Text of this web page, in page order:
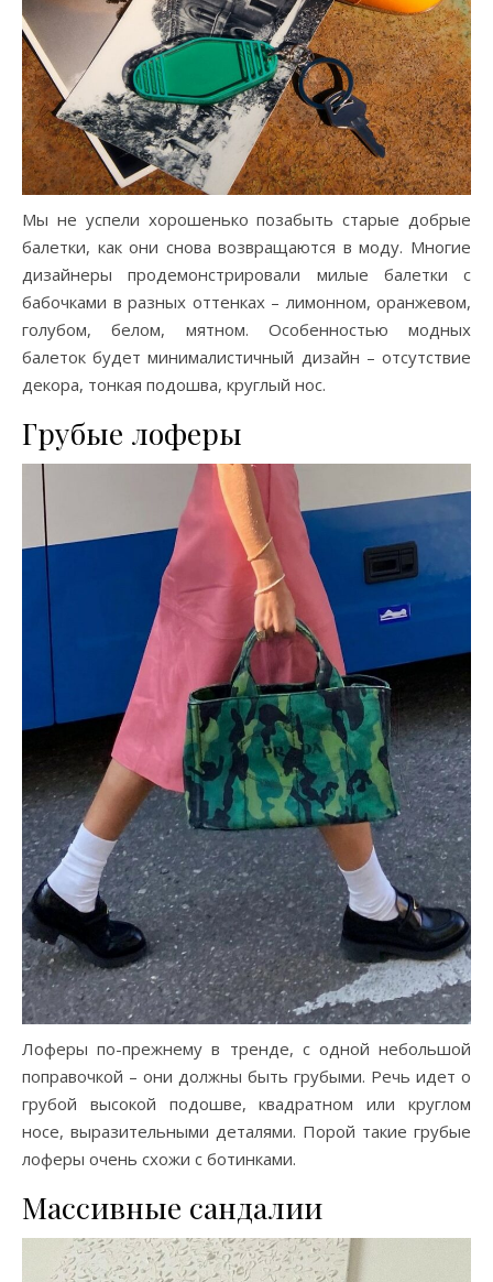
Мы не успели хорошенько позабыть старые добрые
балетки, как они снова возвращаются в моду. Многие
дизайнеры продемонстрировали милые балетки с
бабочками в разных оттенках – лимонном, оранжевом,
голубом, белом, мятном. Особенностью модных
балеток будет минималистичный дизайн – отсутствие
декора, тонкая подошва, круглый нос.
Грубые лоферы
Лоферы по-прежнему в тренде, с одной небольшой
поправочкой – они должны быть грубыми. Речь идет о
грубой высокой подошве, квадратном или круглом
носе, выразительными деталями. Порой такие грубые
лоферы очень схожи с ботинками.
Массивные сандалии